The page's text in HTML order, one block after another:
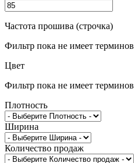
Частота прошива (строчка)
Фильтр пока не имеет терминов
Цвет
Фильтр пока не имеет терминов
Плотность
Ширина
Количество продаж